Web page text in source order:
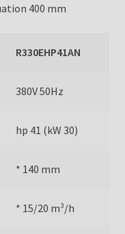
400 mm
R330EHP41AN
380V 50Hz
hp 41 (kW 30)
* 140 mm
* 15/20 m³/h